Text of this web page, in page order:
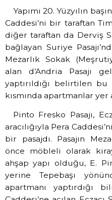
Yapımı 20. Yüzyılın
Caddesi’ni bir taraftan
diğer taraftan da Derviş
bağlayan Suriye
Mezarlık Sokak
alan d’Andria Pasajı
yaptırıldığı belirtilen
kısmında apartmanlar yer
Pinto Fresko Pasajı,
aracılığıyla Pera
bir pasajdı. Pasajın
önce möbleli olarak
ahşap yapı olduğu, E.
yerine Tepebaşı
apartmanı yaptırdığı